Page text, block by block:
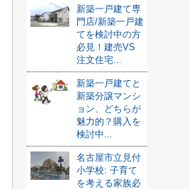
新築一戸建て専
門店/新築一戸建
てを検討中の方
必見！建売VS
注文住宅...
新築一戸建てと
新築分譲マンシ
ョン、どちらが
魅力的？購入を
検討中...
名古屋市立見付
小学校: 子育て
を考える家族必